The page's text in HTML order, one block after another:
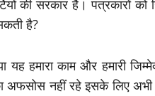
की सरकार है। पत्रकारों को
है?
यह हमारा काम और हमारी
अफसोस नहीं रहे इसके लिए